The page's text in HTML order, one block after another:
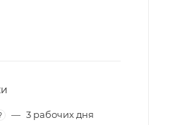
— 3 рабочих дня